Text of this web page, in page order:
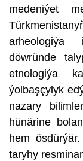
medeniýet
arheologiýa
döwründe
etnologiýa
ýolbaşçylyk
nazary
hünärine
hem
taryhy